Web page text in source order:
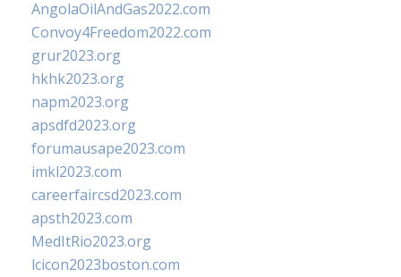
AngolaOilAndGas2022.com
Convoy4Freedom2022.com
grur2023.org
hkhk2023.org
napm2023.org
apsdfd2023.org
forumausape2023.com
imkl2023.com
careerfaircsd2023.com
apsth2023.com
MedItRio2023.org
lcicon2023boston.com